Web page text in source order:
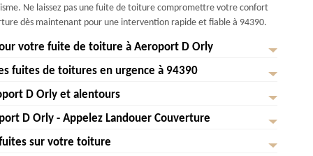
Ne laissez pas une fuite de toiture compromettre votre confort
dès maintenant pour une intervention rapide et fiable à 94390.
votre fuite de toiture à Aeroport D Orly
une fuite de toiture peut être stressante et perturbante pour votre
rapidement pour toute fuite de toiture à Aeroport D Orly, 94390.
d'un problème plus complexe, nous mettons tout en œuvre pour
, c'est avant tout une entreprise de confiance, soucieuse de la
À Aeroport D Orly, nous sommes reconnus pour notre réactivité et
fuites de toitures en urgence à 94390
une fuite de toiture peut être stressante et perturbante. C'est
pour toutes les urgences liées aux fuites de toitures à 94390.
majeure, Landouer Couverture dispose des compétences et des
D Orly et alentours
de toiture peuvent causer de sérieux désagréments et des dégâts
nous offrons une assistance immédiate à Aeroport D Orly et ses
D Orly - Appelez Landouer Couverture
pour une fuite de toiture? Appelez Landouer Couverture sans
sur votre toiture